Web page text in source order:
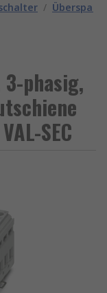
/
phasig,
SEC